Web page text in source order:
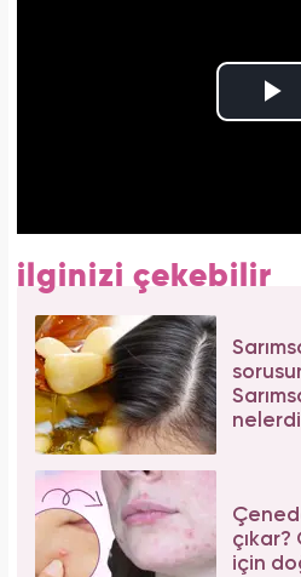
ilginizi çekebilir
çıkar?
için